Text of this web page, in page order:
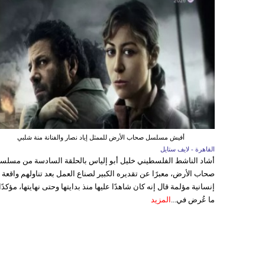
أفيش مسلسل صحاب الأرض للممثل إياد نصار والفنانة منة شلبي
القاهرة - لايف ستايل
أشاد الناشط الفلسطيني خليل أبو إلياس بالحلقة السادسة من
صحاب الأرض، معبرًا عن تقديره الكبير لصناع العمل بعد تناولهم واقعة
إنسانية مؤلمة قال إنه كان شاهدًا عليها منذ بدايتها وحتى نهايتها،
ما عُرض في... المزيد